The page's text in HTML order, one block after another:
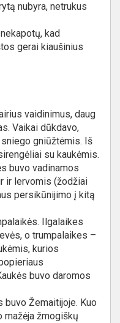
nubyra, netrukus
kad
gerai kiaušinius
vaidinimus, daug
Vaikai dūkdavo,
gniūžtėmis. Iš
su kaukėmis.
buvo vadinamos
ir lervomis (žodžiai
persikūnijimo į kitą
Ilgalaikes
o trumpalaikes –
kurios
buvo daromos
Žemaitijoje. Kuo
mažėja žmogiškų